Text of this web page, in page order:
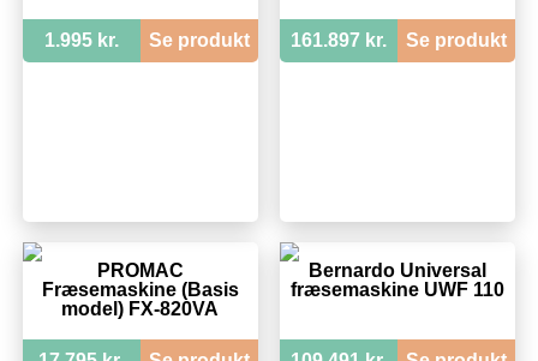
1.995 kr. Se produkt 161.897 kr. Se produkt
PROMAC
Fræsemaskine (Basis
model) FX-820VA
Bernardo Universal
fræsemaskine UWF 110